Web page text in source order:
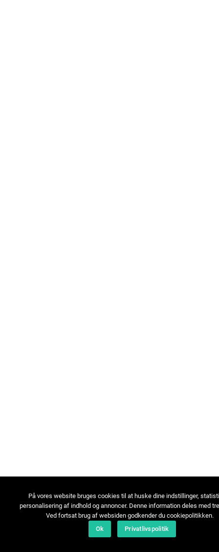
På vores website bruges cookies til at huske dine indstillinger,
personalisering af indhold og annoncer. Denne information deles med
Ved fortsat brug af websiden godkender du cookiepolitikken.
Ok
Privatlivspolitik